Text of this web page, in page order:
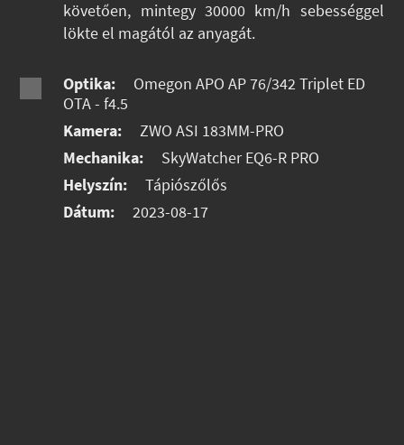
követően, mintegy 30000 km/h sebességgel
lökte el magától az anyagát.
Optika:
Omegon APO AP 76/342 Triplet ED
OTA - f4.5
Kamera:
ZWO ASI 183MM-PRO
Mechanika:
SkyWatcher EQ6-R PRO
Helyszín:
Tápiószőlős
Dátum:
2023-08-17